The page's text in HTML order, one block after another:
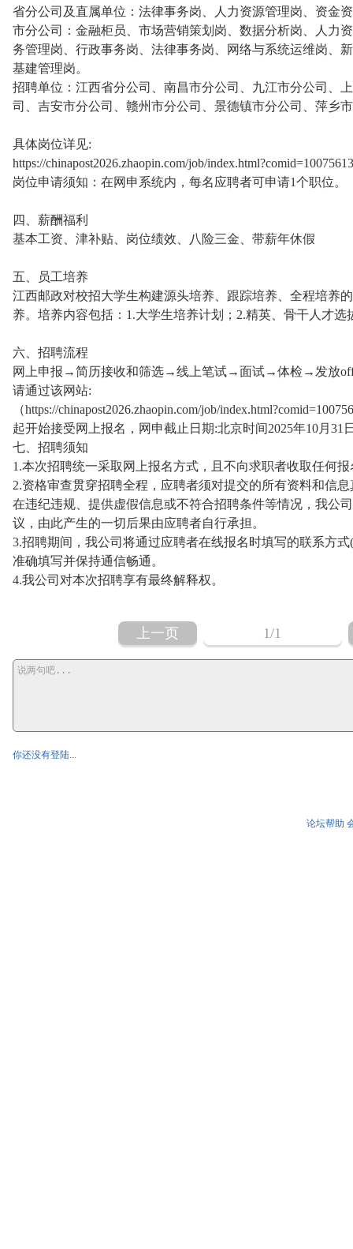
省分公司及直属单位：法律事务岗、人力资源管理岗、资金
市分公司：金融柜员、市场营销策划岗、数据分析岗、人力
务管理岗、行政事务岗、法律事务岗、网络与系统运维岗、
基建管理岗。
招聘单位：江西省分公司、南昌市分公司、九江市分公司、
司、吉安市分公司、赣州市分公司、景德镇市分公司、萍乡
具体岗位详见:
https://chinapost2026.zhaopin.com/job/index.html?comid=10075613
岗位申请须知：在网申系统内，每名应聘者可申请1个职位。
四、薪酬福利
基本工资、津补贴、岗位绩效、八险三金、带薪年休假
五、员工培养
江西邮政对校招大学生构建源头培养、跟踪培养、全程培养
养。培养内容包括：1.大学生培养计划；2.精英、骨干人才选
六、招聘流程
网上申报→简历接收和筛选→线上笔试→面试→体检→发放
请通过该网站:
（https://chinapost2026.zhaopin.com/job/
起开始接受网上报名，网申截止日期:北京时间2025年10月31
七、招聘须知
1.本次招聘统一采取网上报名方式，且不向求职者收取任何
2.资格审查贯穿招聘全程，应聘者须对提交的所有资料和信
在违纪违规、提供虚假信息或不符合招聘条件等情况，我公
议，由此产生的一切后果由应聘者自行承担。
3.招聘期间，我公司将通过应聘者在线报名时填写的联系方
准确填写并保持通信畅通。
4.我公司对本次招聘享有最终解释权。
上一页 1/1
你还没有登陆...
论坛帮助